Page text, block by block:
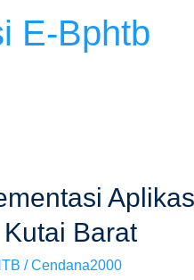
E-Bphtb
Barat
/Cendana2000